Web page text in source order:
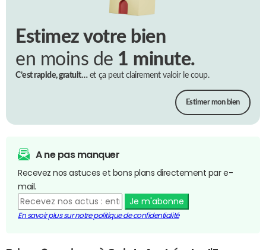
Estimez votre bien
en moins de 1 minute.
C’est rapide, gratuit…et ça peut clairement valoir le coup.
Estimer mon bien
A ne pas manquer
Recevez nos astuces et bons plans directement par e-
mail.
Je m'abonne
En savoir plus sur notre politique de confidentialité